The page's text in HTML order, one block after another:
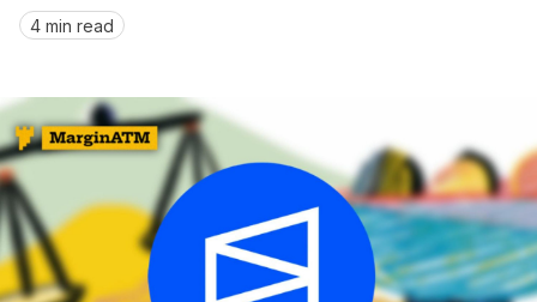
4 min read